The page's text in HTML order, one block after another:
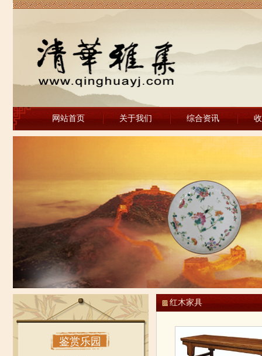
网站首页 关于我们 综合资讯
鉴赏乐园
红木家具